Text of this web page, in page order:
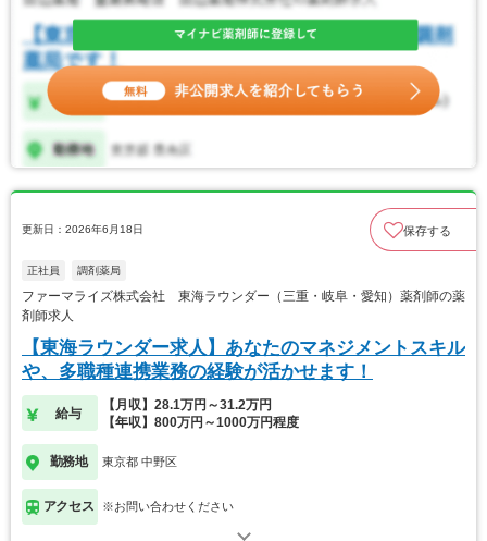
更新日：2026年6月18日 保存する
正社員 調剤薬局
ファーマライズ株式会社 東海ラウンダー（三重・岐阜・愛知）薬剤師の薬
剤師求人
【東海ラウンダー求人】あなたのマネジメントスキル
や、多職種連携業務の経験が活かせます！
給与
【月収】28.1万円～31.2万円
【年収】800万円～1000万円程度
勤務地 東京都 中野区
アクセス ※お問い合わせください